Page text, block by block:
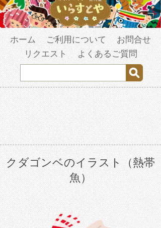
ホーム ご利用について
お問合せ
リクエスト
よくあるご質問
クダゴンベのイラスト（熱帯
魚）